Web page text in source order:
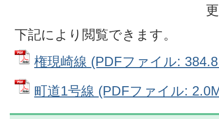
下記により閲覧できます。
権現崎線 (PDFファイル:
町道1号線 (PDFファイル: